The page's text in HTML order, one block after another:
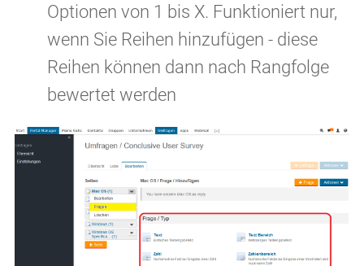
Optionen von 1 bis X. Funktioniert nur,
wenn Sie Reihen hinzufügen - diese
Reihen können dann nach Rangfolge
bewertet werden